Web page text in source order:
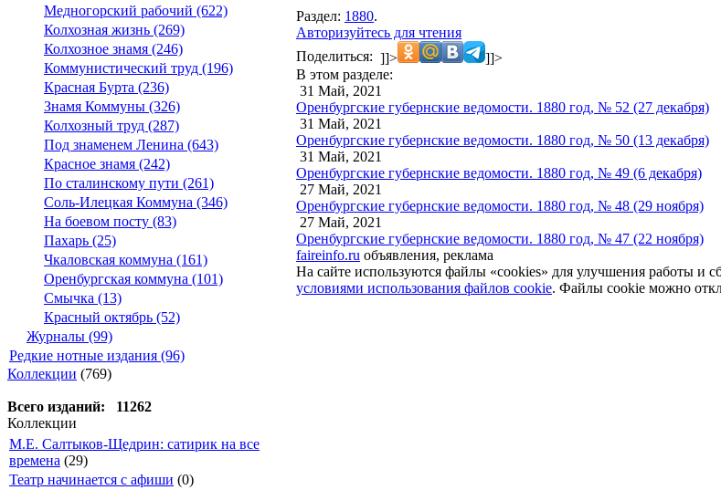
Медногорский рабочий (622)
Колхозная жизнь (269)
Колхозное знамя (246)
Коммунистический труд (196)
Красная Бурта (236)
Знамя Коммуны (326)
Колхозный труд (287)
Под знаменем Ленина (643)
Красное знамя (242)
По сталинскому пути (261)
Соль-Илецкая Коммуна (346)
На боевом посту (83)
Пахарь (25)
Чкаловская коммуна (161)
Оренбургская коммуна (101)
Смычка (13)
Красный октябрь (52)
Журналы (99)
Редкие нотные издания (96)
Коллекции (769)
Всего изданий: 11262
Коллекции
М.Е. Салтыков-Щедрин: сатирик на все
времена (29)
Театр начинается с афиши (0)
Раздел: 1880.
Авторизуйтесь для чтения
Поделиться: ]]>
]]>
В этом разделе:
31 Май, 2021
Оренбургские губернские ведомости. 1880 год, № 52 (27 декабря)
31 Май, 2021
Оренбургские губернские ведомости. 1880 год, № 50 (13 декабря)
31 Май, 2021
Оренбургские губернские ведомости. 1880 год, № 49 (6 декабря)
27 Май, 2021
Оренбургские губернские ведомости. 1880 год, № 48 (29 ноября)
27 Май, 2021
Оренбургские губернские ведомости. 1880 год, № 47 (22 ноября)
faireinfo.ru объявления, реклама
На сайте используются файлы «cookies» для улучшения работы и
условиями использования файлов cookie. Файлы cookie можно